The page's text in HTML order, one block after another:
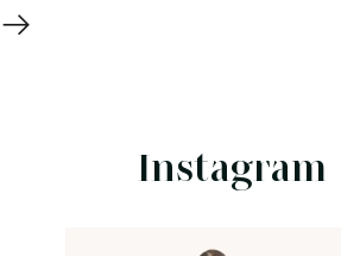
→
Instagram